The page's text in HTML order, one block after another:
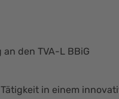
den TVA-L BBiG
in einem